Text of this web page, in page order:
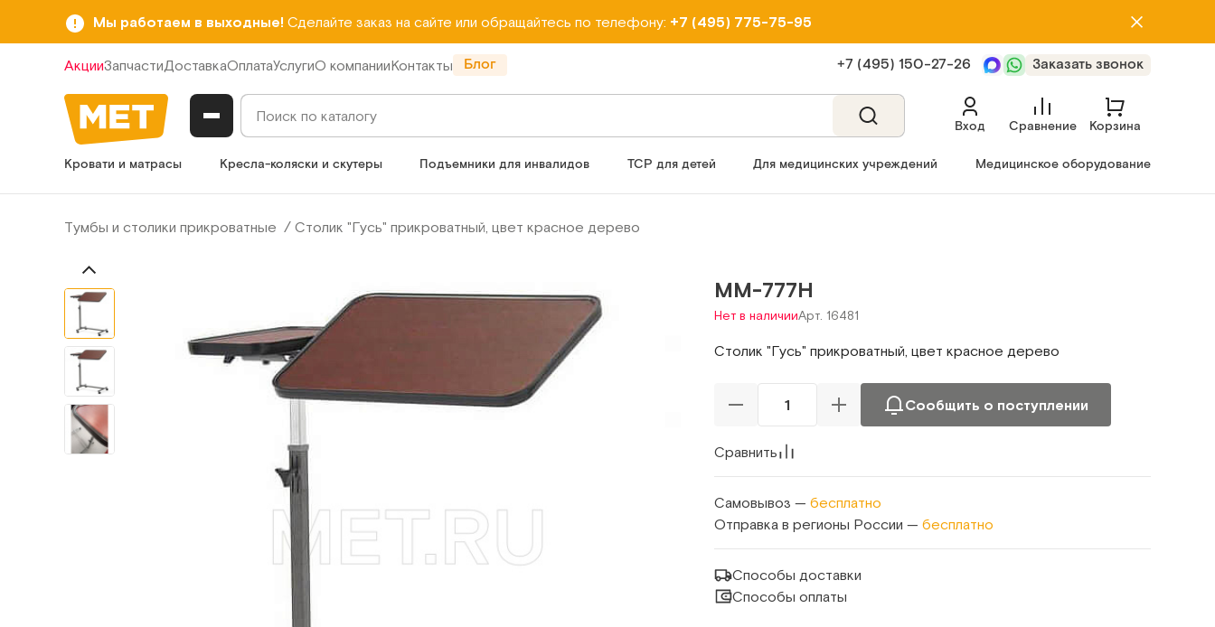
Мы работаем в выходные! Сделайте заказ на сайте или обращайтесь по телефону: +7 (495) 775-75-95
АкцииЗапчастиДоставкаОплатаУслугиО компанииКонтакты Блог +7 (495) 150‑27‑26 Заказать звонок
Вход Сравнение Корзина
Кровати и матрасы Кресла-коляски и скутеры Подъемники для инвалидов ТСР для детей Для медицинских учреждений Медицинское оборудование
Тумбы и столики прикроватные Столик "Гусь" прикроватный, цвет красное дерево
ММ-777Н
Нет в наличииАрт. 16481
Столик "Гусь" прикроватный, цвет красное дерево
Сообщить о поступлении
Сравнить
Самовывоз — бесплатно
Отправка в регионы России — бесплатно
Способы доставки
Способы оплаты